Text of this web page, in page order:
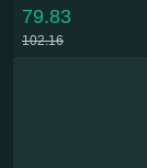
79.83
102.16